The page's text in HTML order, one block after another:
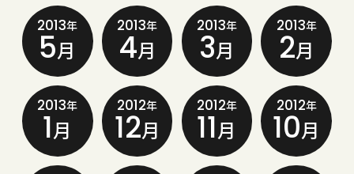
2013年
5月
2013年
4月
2013年
3月
2013年
2月
2013年
1月
2012年
12月
2012年
11月
2012年
10月